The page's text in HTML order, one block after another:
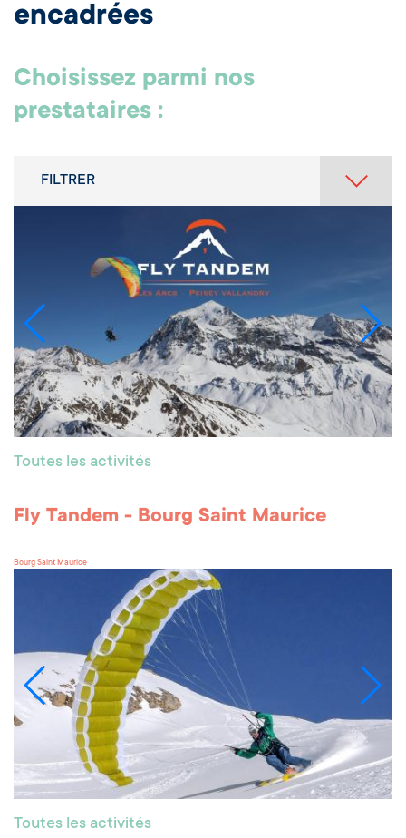
encadrées
Choisissez parmi nos
prestataires :
FILTRER
Toutes les activités
Fly Tandem - Bourg Saint Maurice
Bourg Saint Maurice
Toutes les activités